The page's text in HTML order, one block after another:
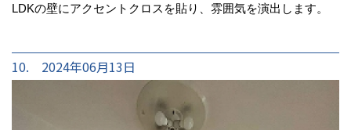
LDKの壁にアクセントクロスを貼り、雰囲気を演出します。
10. 2024年06月13日